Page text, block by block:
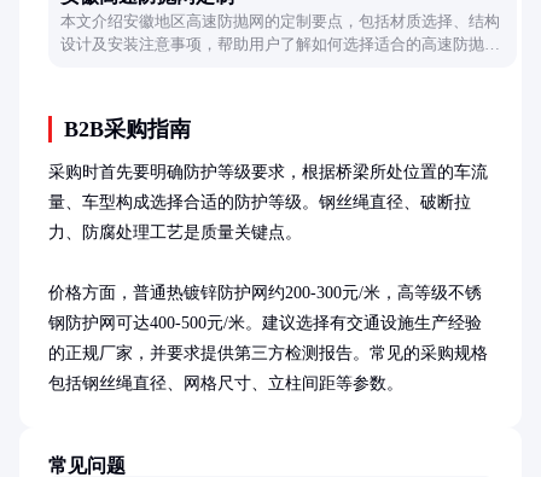
本文介绍安徽地区高速防抛网的定制要点，包括材质选择、结构
设计及安装注意事项，帮助用户了解如何选择适合的高速防抛
B2B采购指南
采购时首先要明确防护等级要求，根据桥梁所处位置的车流
量、车型构成选择合适的防护等级。钢丝绳直径、破断拉
力、防腐处理工艺是质量关键点。
价格方面，普通热镀锌防护网约200-300元/米，高等级不锈
钢防护网可达400-500元/米。建议选择有交通设施生产经验
的正规厂家，并要求提供第三方检测报告。常见的采购规格
包括钢丝绳直径、网格尺寸、立柱间距等参数。
常见问题